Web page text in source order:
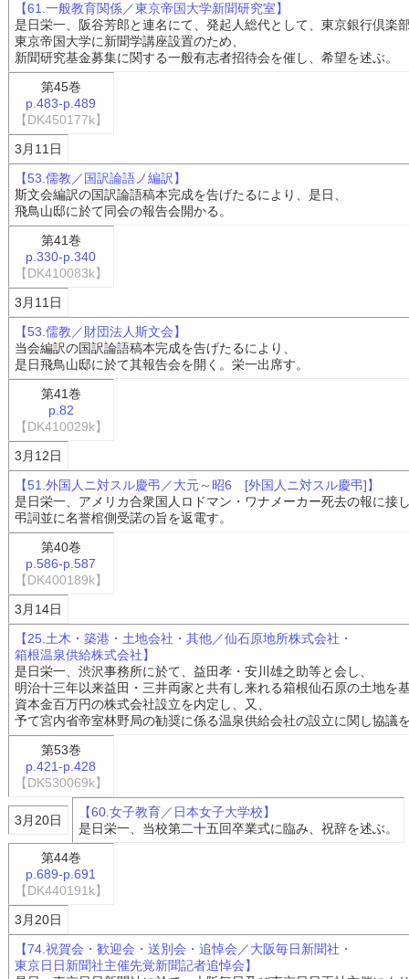
【61.一般教育関係／東京帝国大学新聞研究室】
是日栄一、阪谷芳郎と連名にて、発起人総代として、東京銀行倶楽
東京帝国大学に新聞学講座設置のため、
新聞研究基金募集に関する一般有志者招待会を催し、希望を述ぶ。
第45巻
p.483-p.489
【DK450177k】
3月11日
【53.儒教／国訳論語ノ編訳】
斯文会編訳の国訳論語稿本完成を告げたるにより、是日、
飛鳥山邸に於て同会の報告会開かる。
第41巻
p.330-p.340
【DK410083k】
3月11日
【53.儒教／財団法人斯文会】
当会編訳の国訳論語稿本完成を告げたるにより、
是日飛鳥山邸に於て其報告会を開く。栄一出席す。
第41巻
p.82
【DK410029k】
3月12日
【51.外国人ニ対スル慶弔／大元～昭6 [外国人ニ対スル慶弔]】
是日栄一、アメリカ合衆国人ロドマン・ワナメーカー死去の報に接
弔詞並に名誉棺側受諾の旨を返電す。
第40巻
p.586-p.587
【DK400189k】
3月14日
【25.土木・築港・土地会社・其他／仙石原地所株式会社・
箱根温泉供給株式会社】
是日栄一、渋沢事務所に於て、益田孝・安川雄之助等と会し、
明治十三年以来益田・三井両家と共有し来れる箱根仙石原の土地を
資本金百万円の株式会社設立を内定し、又、
予て宮内省帝室林野局の勧奨に係る温泉供給会社の設立に関し協議
第53巻
p.421-p.428
【DK530069k】
3月20日
【60.女子教育／日本女子大学校】
是日栄一、当校第二十五回卒業式に臨み、祝辞を述ぶ。
第44巻
p.689-p.691
【DK440191k】
3月20日
【74.祝賀会・歓迎会・送別会・追悼会／大阪毎日新聞社・
東京日日新聞社主催先覚新聞記者追悼会】